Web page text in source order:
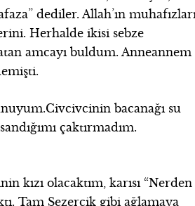
dediler. Allah’ın
Herhalde ikisi sebze
amcayı buldum. Anneannem
bacanağı su
çaktırmadım.
kızı olacaktım, karısı “Nerden
Tam Sezercik gibi ağlamaya